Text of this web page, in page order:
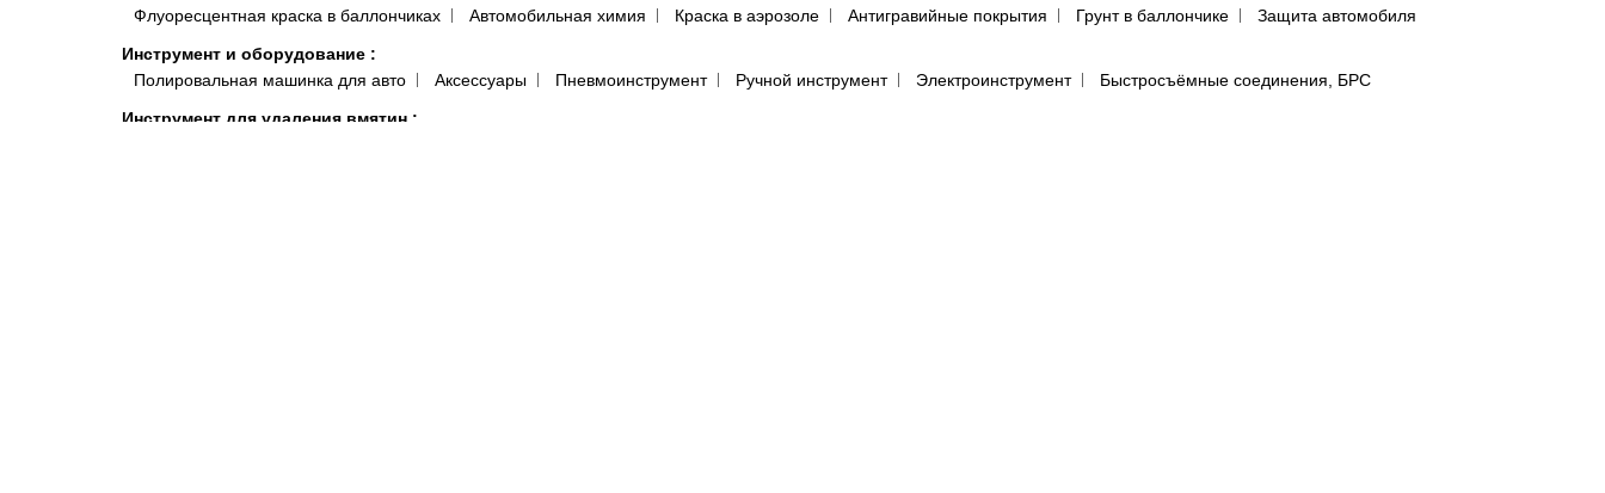
Флуоресцентная краска в баллончиках
Автомобильная химия Краска в аэрозоле Антигравийные покрытия Грунт в баллончике
Защита автомобиля
Инструмент и оборудование :
Полировальная машинка для авто
Аксессуары Пневмоинструмент Ручной инструмент Электроинструмент
Быстросъёмные соединения, БРС
Инструмент для удаления вмятин :